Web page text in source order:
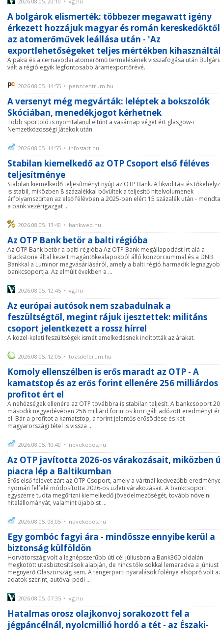
A bolgárok elismerték: többezer megawatt igény
érkezett hozzájuk magyar és román kereskedőktől
az atomerőművek leállása után - 'Az
exportlehetőségeket teljes mértékben
A paksi és a cernavodai atomerőmű termelésének visszafogása után
vált a régió egyik legfontosabb áramexportőrévé.
2026.08.05. 14:55 • penzcentrum.hu
A versenyt még megvárták: leléptek a bokszolók
Skóciában, menedékjogot kérhetnek
Több sportoló is nyomtalanul eltűnt a vasárnap véget ért glasgow-i
Nemzetközösségi Játékok után.
2026.08.05. 14:55 • infostart.hu
Stabilan kiemelkedő az OTP Csoport első féléves
teljesítménye
Stabilan kiemelkedő teljesítményt nyújt az OTP Bank. A likviditási és
is stabil, miközben 8 százalékkal bővültek a teljesítő hitelvolumenek
árfolyamszűrten az első félévben a 2025-ben elért 15 százalék után -
a bank vezérigazgat ...
2026.08.05. 13:40 • bankweb.hu
Az OTP Bank betör a balti régióba
Az OTP Bank betör a balti régióba Az OTP Bank megállapodást írt alá a
Blackstone által kezelt magántőkealapokból álló konzorciummal és a DNB
Bankkal a Luminor megvásárlásáról, amely a balti régió harmadik
bankcsoportja. Az elmúlt években a ...
2026.08.05. 12:45 • vg.hu
Az európai autósok nem szabadulnak a
feszültségtől, megint rájuk ijesztettek: militáns
csoport jelentkezett a rossz hírrel
A közel-keleti feszültségek ismét emelkedésnek indították az árakat.
2026.08.05. 12:05 • tozsdeforum.hu
Komoly ellenszélben is erős maradt az OTP - A
kamatstop és az erős forint ellenére 256 milliárdos
profitot ért el
A nehézségek ellenére az OTP továbbra is stabilan teljesít. A bankcsoport
második negyedévében 256 milliárd forintos korrigált adózott eredményt
el. Bár a profitot a kamatstop, a forint jelentős erősödése és két
magyarországi tétel is vissza ...
2026.08.05. 10:40 • novekedes.hu
Az OTP javította 2026-os várakozásait, miközben
piacra lép a Baltikumban
Erős első félévet zárt az OTP Csoport, amely a vártnál kedvezőbb
nyomán felfelé módosította 2026-os üzleti várakozásait. A bankcsoport
egyszerre tudta megőrizni kiemelkedő jövedelmezőségét, tovább növelni
hitelállományát, valamint újabb st ...
2026.08.05. 08:05 • novekedes.hu
Egy gombóc fagyi ára - mindössze ennyibe kerül a
biztonság külföldön
Horvátország volt a legnépszerűbb úti cél júliusban a Bank360 oldalán
megkötött utasbiztosítások alapján, de nincs tőle sokkal lemaradva a júniust
megnyerő Olaszország sem. A tengerparti nyaralások fölénye elsöprő volt
adatok szerint, autóval pedi ...
2026.08.05. 07:35 • vg.hu
Hatalmas orosz olajkonvoj sorakozott fel a
jégpáncélnál, nyolcmillió hordó a tét - az Északi-